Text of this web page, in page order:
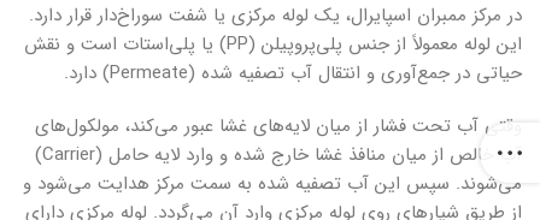
در مرکز ممبران اسپایرال، یک لوله مرکزی یا شفت سوراخ‌دار قرار دارد.
این لوله معمولاً از جنس پلی‌پروپیلن (PP) یا پلی‌استات است و نقش
حیاتی در جمع‌آوری و انتقال آب تصفیه شده (Permeate) دارد.
وقتی آب تحت فشار از میان لایه‌های غشا عبور می‌کند، مولکول‌های
آب خالص از میان منافذ غشا خارج شده و وارد لایه حامل (Carrier)
می‌شوند. سپس این آب تصفیه شده به سمت مرکز هدایت می‌شود و
از طریق شیارهای روی لوله مرکزی وارد آن می‌گردد. لوله مرکزی دارای